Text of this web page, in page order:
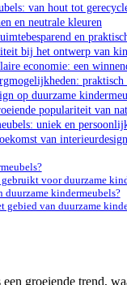
van hout tot
en neutrale kleuren
en
bij het ontwerp van
economie: een
op duurzame
populariteit van
uniek en
van interieurdesign
voor duurzame
kindermeubels?
gebied van duurzame
groeiende trend,